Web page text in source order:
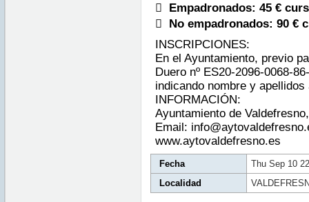
 Empadronados: 45 €
 No empadronados: 90 €
INSCRIPCIONES:
En el Ayuntamiento, previo
Duero nº ES20-2096-0068-
indicando nombre y
INFORMACIÓN:
Ayuntamiento de
Email:
www.aytovaldefresno.es
Fecha
Thu Sep 10
Localidad